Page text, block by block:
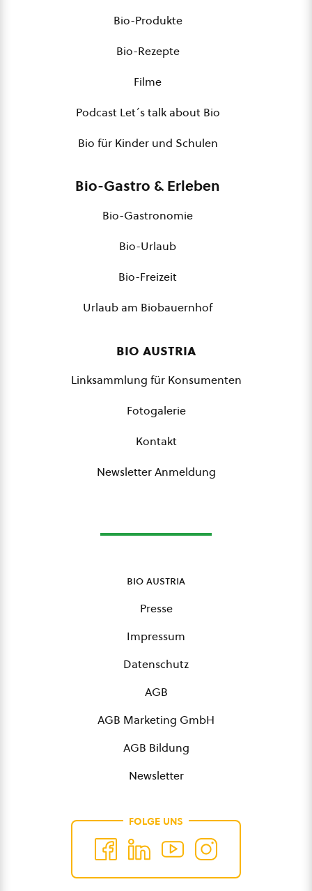
Bio-Produkte
Bio-Rezepte
Filme
Podcast Let´s talk about Bio
Bio für Kinder und Schulen
Bio-Gastro & Erleben
Bio-Gastronomie
Bio-Urlaub
Bio-Freizeit
Urlaub am Biobauernhof
bio austria
Linksammlung für Konsumenten
Fotogalerie
Kontakt
Newsletter Anmeldung
bio austria
Presse
Impressum
Datenschutz
AGB
AGB Marketing GmbH
AGB Bildung
Newsletter
FOLGE UNS